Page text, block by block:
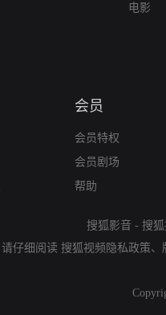
电影
会员
会员特权
会员剧场
帮助
搜狐影音 - 搜
请仔细阅读 搜狐视频隐私政策、